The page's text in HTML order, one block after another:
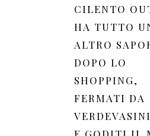
CILENTO
HA TUTTO
ALTRO
DOPO LO
SHOPPING,
FERMATI DA